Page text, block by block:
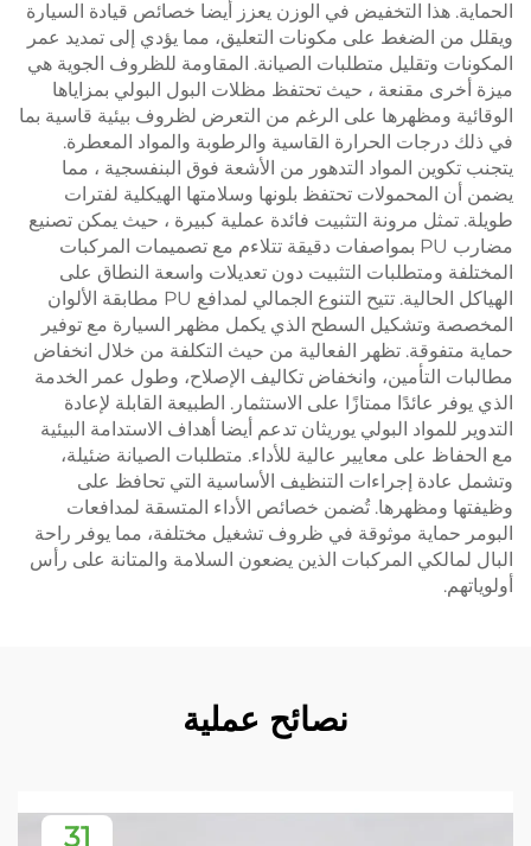
الحماية. هذا التخفيض في الوزن يعزز أيضا خصائص قيادة السيارة
ويقلل من الضغط على مكونات التعليق، مما يؤدي إلى تمديد عمر
المكونات وتقليل متطلبات الصيانة. المقاومة للظروف الجوية هي
ميزة أخرى مقنعة ، حيث تحتفظ مظلات البول البولي بمزاياها
الوقائية ومظهرها على الرغم من التعرض لظروف بيئية قاسية بما
في ذلك درجات الحرارة القاسية والرطوبة والمواد المعطرة.
يتجنب تكوين المواد التدهور من الأشعة فوق البنفسجية ، مما
يضمن أن المحمولات تحتفظ بلونها وسلامتها الهيكلية لفترات
طويلة. تمثل مرونة التثبيت فائدة عملية كبيرة ، حيث يمكن تصنيع
مضارب PU بمواصفات دقيقة تتلاءم مع تصميمات المركبات
المختلفة ومتطلبات التثبيت دون تعديلات واسعة النطاق على
الهياكل الحالية. تتيح التنوع الجمالي لمدافع PU مطابقة الألوان
المخصصة وتشكيل السطح الذي يكمل مظهر السيارة مع توفير
حماية متفوقة. تظهر الفعالية من حيث التكلفة من خلال انخفاض
مطالبات التأمين، وانخفاض تكاليف الإصلاح، وطول عمر الخدمة
الذي يوفر عائدًا ممتازًا على الاستثمار. الطبيعة القابلة لإعادة
التدوير للمواد البولي يوريثان تدعم أيضا أهداف الاستدامة البيئية
مع الحفاظ على معايير عالية للأداء. متطلبات الصيانة ضئيلة،
وتشمل عادة إجراءات التنظيف الأساسية التي تحافظ على
وظيفتها ومظهرها. تُضمن خصائص الأداء المتسقة لمدافعات
البومر حماية موثوقة في ظروف تشغيل مختلفة، مما يوفر راحة
البال لمالكي المركبات الذين يضعون السلامة والمتانة على رأس
أولوياتهم.
نصائح عملية
31